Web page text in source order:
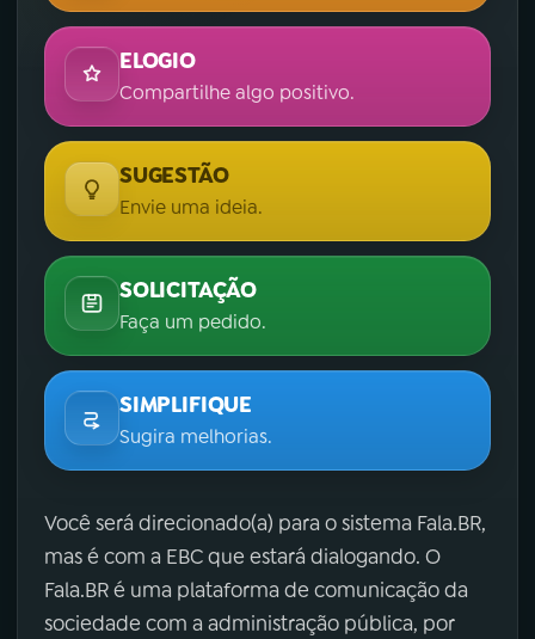
ELOGIO
Compartilhe algo positivo.
SUGESTÃO
Envie uma ideia.
SOLICITAÇÃO
Faça um pedido.
SIMPLIFIQUE
Sugira melhorias.
Você será direcionado(a) para o sistema Fala.BR,
mas é com a EBC que estará dialogando. O
Fala.BR é uma plataforma de comunicação da
sociedade com a administração pública, por